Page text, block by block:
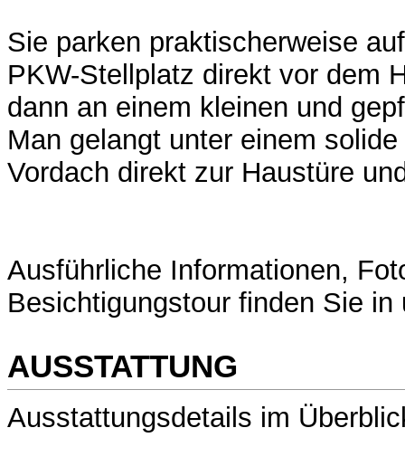
Sie parken praktischerweise
PKW-Stellplatz direkt vor dem
dann an einem kleinen und
Man gelangt unter einem
Vordach direkt zur Haustüre
Ausführliche Informationen,
Besichtigungstour finden Sie
AUSSTATTUNG
Ausstattungsdetails im